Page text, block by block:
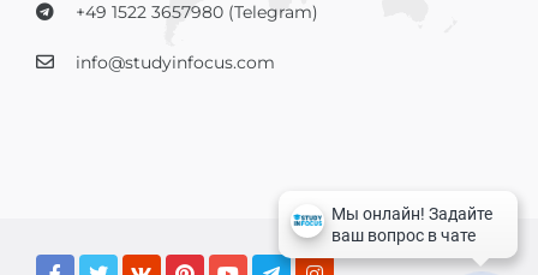
+49 1522 3657980 (Telegram)
info@studyinfocus.com